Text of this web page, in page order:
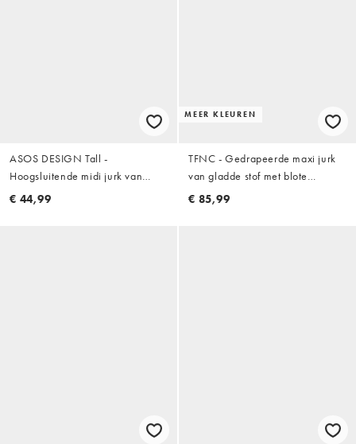
ASOS DESIGN Tall -
Hoogsluitende midi jurk van
chiffon in groen
€ 44,99
MEER KLEUREN
TFNC - Gedrapeerde maxi jurk
van gladde stof met blote
schouder in olijfgroen
€ 85,99